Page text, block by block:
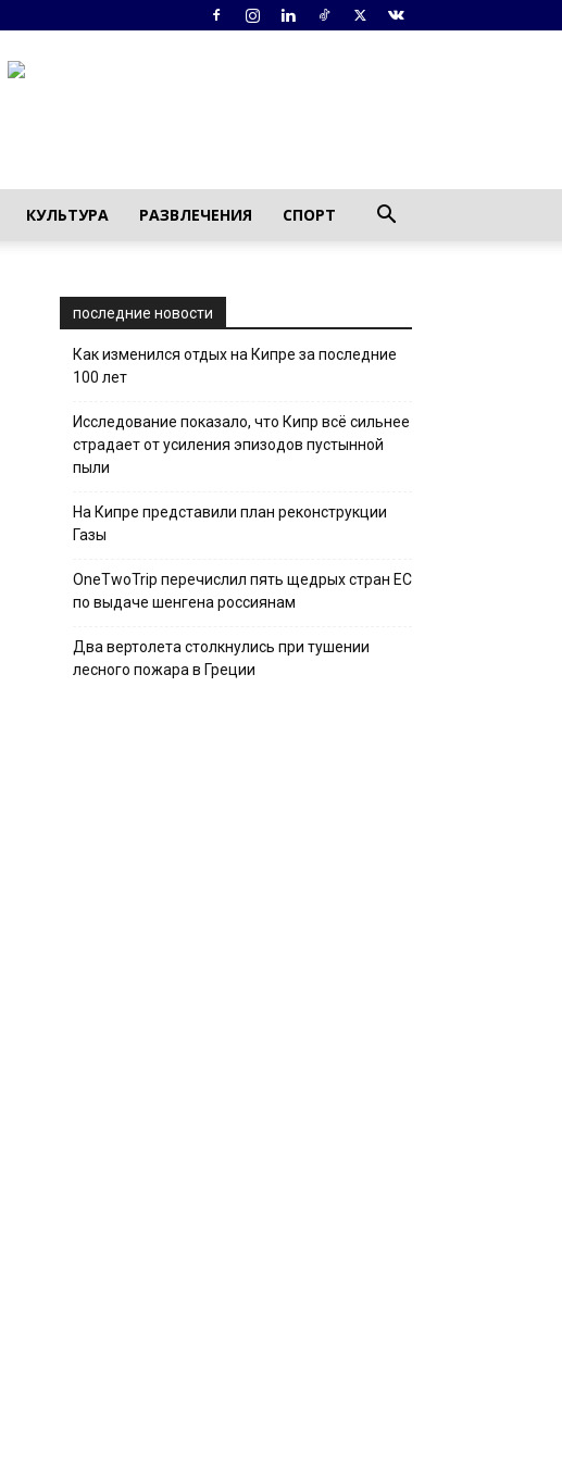
КУЛЬТУРА РАЗВЛЕЧЕНИЯ СПОРТ
последние новости
Как изменился отдых на Кипре за последние
100 лет
Исследование показало, что Кипр всё сильнее
страдает от усиления эпизодов пустынной
пыли
На Кипре представили план реконструкции
Газы
OneTwoTrip перечислил пять щедрых стран ЕС
по выдаче шенгена россиянам
Два вертолета столкнулись при тушении
лесного пожара в Греции